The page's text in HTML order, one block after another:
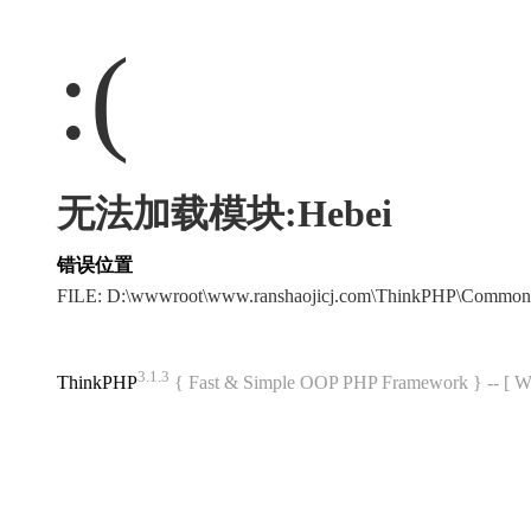
:(
无法加载模块:Hebei
错误位置
FILE:
ThinkPHP3.1.3 { Fast & Simple OOP PHP Framework } -- [